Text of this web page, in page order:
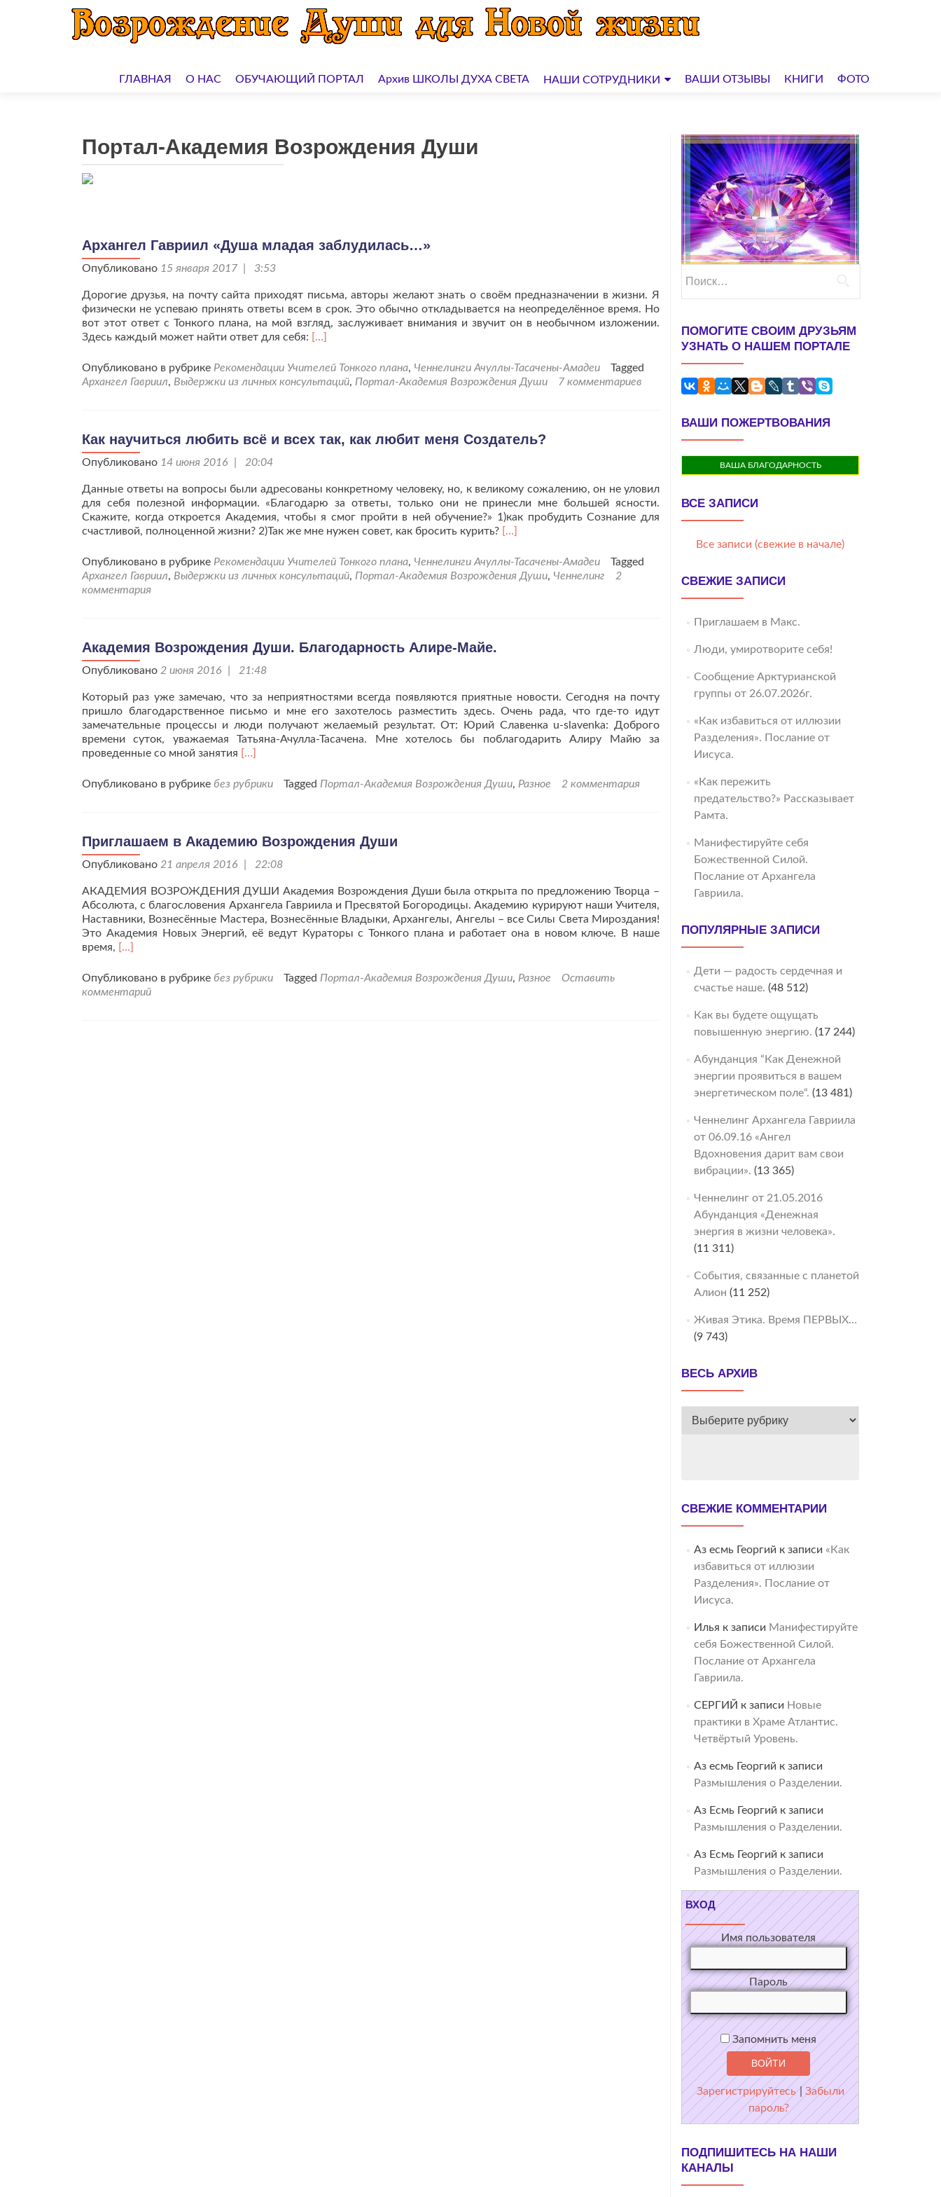
кГЛАВНАЯ О НАС ОБУЧАЮЩИЙ ПОРТАЛ Архив ШКОЛЫ ДУХА СВЕТА НАШИ СОТРУДНИКИ ВАШИ ОТЗЫВЫ КНИГИ ФОТО
Портал-Академия Возрождения Души
Архангел Гавриил «Душа младая заблудилась…»
Опубликовано 15 января 2017 | 3:53
Дорогие друзья, на почту сайта приходят письма, авторы желают знать о своём предназначении в жизни. Я
физически не успеваю принять ответы всем в срок. Это обычно откладывается на неопределённое время. Но
вот этот ответ с Тонкого плана, на мой взгляд, заслуживает внимания и звучит он в необычном изложении.
Здесь каждый может найти ответ для себя: Читать
проАрхангел
Гавриил
[…]
Опубликовано в рубрике Рекомендации Учителей Тонкого плана, Ченнелинги Ачуллы-Тасачены-Амадеи
Tagged
Архангел Гавриил, Выдержки из личных консультаций, Портал-Академия Возрождения Души 7 комментариев
Как научиться любить всё и всех так, как любит меня Создатель?
Опубликовано 14 июня 2016 | 20:04
Данные ответы на вопросы были адресованы конкретному человеку, но, к великому сожалению, он не уловил
для себя полезной информации. «Благодарю за ответы, только они не принесли мне большей ясности.
Скажите, когда откроется Академия, чтобы я смог пройти в ней обучение?» 1)как пробудить Сознание для
счастливой, полноценной жизни? 2)Так же мне нужен совет, как бросить курить? Читать
проКак
научиться
Создатель?
[…]
Опубликовано в рубрике Рекомендации Учителей Тонкого плана, Ченнелинги Ачуллы-Тасачены-Амадеи
Tagged
Архангел Гавриил, Выдержки из личных консультаций, Портал-Академия Возрождения Души, Ченнелинг
2
комментария
Академия Возрождения Души. Благодарность Алире-Майе.
Опубликовано 2 июня 2016 | 21:48
Который раз уже замечаю, что за неприятностями всегда появляются приятные новости. Сегодня на почту
пришло благодарственное письмо и мне его захотелось разместить здесь. Очень рада, что где-то идут
замечательные процессы и люди получают желаемый результат. От: Юрий Славенка u-slavenka: Доброго
времени суток, уважаемая Татьяна-Ачулла-Тасачена. Мне хотелось бы поблагодарить Алиру Майю за
проведенные со мной занятия Читать
проАкадемия
Алире-
[…]
Опубликовано в рубрике без рубрики Tagged Портал-Академия Возрождения Души, Разное 2 комментария
Приглашаем в Академию Возрождения Души
Опубликовано 21 апреля 2016 | 22:08
АКАДЕМИЯ ВОЗРОЖДЕНИЯ ДУШИ Академия Возрождения Души была открыта по предложению Творца –
Абсолюта, с благословения Архангела Гавриила и Пресвятой Богородицы. Академию курируют наши Учителя,
Наставники, Вознесённые Мастера, Вознесённые Владыки, Архангелы, Ангелы – все Силы Света Мироздания!
Это Академия Новых Энергий, её ведут Кураторы с Тонкого плана и работает она в новом ключе. В наше
время, Читать
проПриглашаем
в
[…]
Опубликовано в рубрике без рубрики Tagged Портал-Академия Возрождения Души, Разное
Оставить
комментарий
ПОМОГИТЕ СВОИМ ДРУЗЬЯМ
УЗНАТЬ О НАШЕМ ПОРТАЛЕ
ВАШИ ПОЖЕРТВОВАНИЯ
ВАША БЛАГОДАРНОСТЬ
ВСЕ ЗАПИСИ
Все записи (свежие в начале)
СВЕЖИЕ ЗАПИСИ
Приглашаем в Макс.
Люди, умиротворите себя!
Сообщение Арктурианской
группы от 26.07.2026г.
«Как избавиться от иллюзии
Разделения». Послание от
Иисуса.
«Как пережить
предательство?» Рассказывает
Рамта.
Манифестируйте себя
Божественной Силой.
Послание от Архангела
Гавриила.
ПОПУЛЯРНЫЕ ЗАПИСИ
Дети — радость сердечная и
счастье наше. (48 512)
Как вы будете ощущать
повышенную энергию. (17 244)
Абунданция “Как Денежной
энергии проявиться в вашем
энергетическом поле“. (13 481)
Ченнелинг Архангела Гавриила
от 06.09.16 «Ангел
Вдохновения дарит вам свои
вибрации». (13 365)
Ченнелинг от 21.05.2016
Абунданция «Денежная
энергия в жизни человека».
(11 311)
События, связанные с планетой
Алион (11 252)
Живая Этика. Время ПЕРВЫХ…
(9 743)
ВЕСЬ АРХИВ
ВЕСЬ
СВЕЖИЕ КОММЕНТАРИИ
Аз есмь Георгий к записи «Как
избавиться от иллюзии
Разделения». Послание от
Иисуса.
Илья к записи Манифестируйте
себя Божественной Силой.
Послание от Архангела
Гавриила.
СЕРГИЙ к записи Новые
практики в Храме Атлантис.
Четвёртый Уровень.
Аз есмь Георгий к записи
Размышления о Разделении.
Аз Есмь Георгий к записи
Размышления о Разделении.
Аз Есмь Георгий к записи
Размышления о Разделении.
ВХОД
Имя пользователя
Пароль
Запомнить меня
Зарегистрируйтесь | Забыли
пароль?
ПОДПИШИТЕСЬ НА НАШИ
КАНАЛЫ